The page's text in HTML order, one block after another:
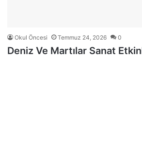
Okul Öncesi Temmuz 24, 2026 0
Deniz Ve Martılar Sanat